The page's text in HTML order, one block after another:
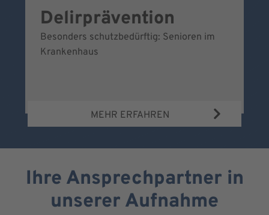
Delirprävention
Besonders schutzbedürftig: Senioren im
Krankenhaus
MEHR ERFAHREN
Ihre Ansprechpartner in
unserer Aufnahme